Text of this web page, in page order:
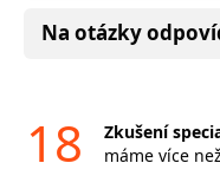
Na otázky
18
Zkušení
máme více